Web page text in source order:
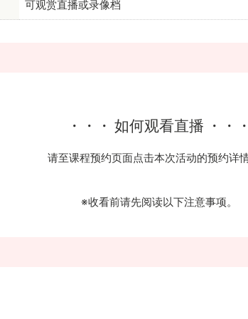
可观赏直播或录像档
・・・ 如何观看直播 ・・・
请至课程预约页面点击本次活动的预约详
※收看前请先阅读以下注意事项。